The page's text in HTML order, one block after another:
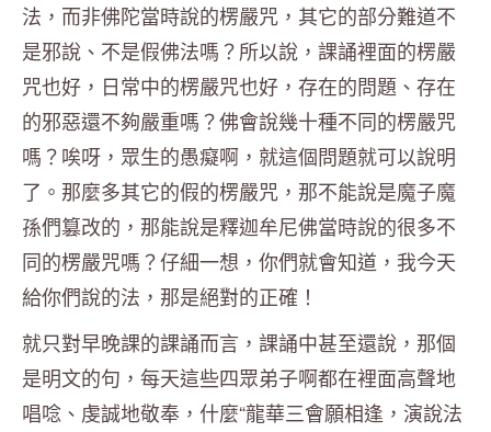
法，而非佛陀當時說的楞嚴咒，其它的部分難道不
是邪說、不是假佛法嗎？所以說，課誦裡面的楞嚴
咒也好，日常中的楞嚴咒也好，存在的問題、存在
的邪惡還不夠嚴重嗎？佛會說幾十種不同的楞嚴咒
嗎？唉呀，眾生的愚癡啊，就這個問題就可以說明
了。那麼多其它的假的楞嚴咒，那不能說是魔子魔
孫們篡改的，那能說是釋迦牟尼佛當時說的很多不
同的楞嚴咒嗎？仔細一想，你們就會知道，我今天
給你們說的法，那是絕對的正確！
就只對早晚課的課誦而言，課誦中甚至還說，那個
是明文的句，每天這些四眾弟子啊都在裡面高聲地
唱唸、虔誠地敬奉，什麼“龍華三會願相逢，演說法